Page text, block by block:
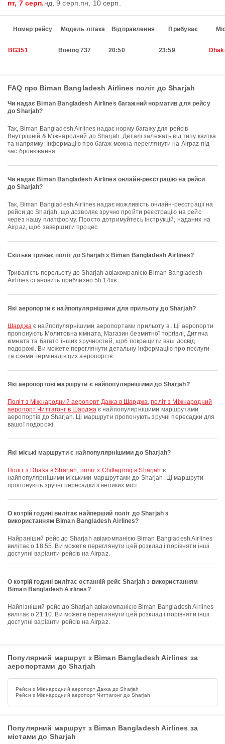
пт, 7 серп.нд, 9 серп. пн, 10 серп.
Номер рейсу Модель літака Відправлення Прибуває
BG351 Boeing 737 20:50 23:59
FAQ про Biman Bangladesh Airlines політ до Sharjah
Чи надає Biman Bangladesh Airlines багажний норматив для рейсу
до Sharjah?
Так, Biman Bangladesh Airlines надає норму багажу для рейсів
Внутрішній & Міжнародний до Sharjah. Деталі залежать від типу квитка
та напрямку. Інформацію про багаж можна переглянути на Airpaz під
час бронювання.
Чи надає Biman Bangladesh Airlines онлайн-реєстрацію на рейси
до Sharjah?
Так, Biman Bangladesh Airlines надає можливість онлайн-реєстрації на
рейси до Sharjah, що дозволяє зручно пройти реєстрацію на рейс
через нашу платформу. Просто дотримуйтесь інструкцій, наданих на
Airpaz, щоб завершити процес.
Скільки триває політ до Sharjah з Biman Bangladesh Airlines?
Тривалість перельоту до Sharjah авіакомpanією Biman Bangladesh
Airlines становить приблизно 5h 14хв.
Які аеропорти є найпопулярнішими для прильоту до Sharjah?
Шарджає найпопулярнішими аеропортами прильоту в . Ці аеропорти
пропонують Молитовна кімната, Магазин безмитної торгівлі, Дитяча
кімната та багато інших зручностей, щоб покращити ваш досвід
подорожі. Ви можете переглянути детальну інформацію про послуги
та схеми терміналів цих аеропортів.
Які аеропортові маршрути є найпопулярнішими до Sharjah?
політ з Міжнародний аеропорт Дакка в Шарджа,політ з Міжнародний
аеропорт Читтагонг в Шарджає найпопулярнішими маршрутами
аеропортів до Sharjah. Ці маршрути пропонують зручні пересадки для
вашої подорожі.
Які міські маршрути є найпопулярнішими до Sharjah?
політ з Dhaka в Sharjah, політ з Chittagong в Sharjah є
найпопулярнішими міськими маршрутами до Sharjah. Ці маршрути
пропонують зручні пересадки з великих міст.
О котрій годині вилітає найперший політ до Sharjah з
використанням Biman Bangladesh Airlines?
Найраніший рейс до Sharjah авіакомпанією Biman Bangladesh Airlines
вилітає о 18:55. Ви можете переглянути цей розклад і порівняти інші
доступні варіанти рейсів на Airpaz.
О котрій годині вилітає останній рейс Sharjah з використанням
Biman Bangladesh Airlines?
Найпізніший рейс до Sharjah авіакомпанією Biman Bangladesh Airlines
вилітає о 21:10. Ви можете переглянути цей розклад і порівняти інші
доступні варіанти рейсів на Airpaz.
Популярний маршрут з Biman Bangladesh Airlines за
аеропортами до Sharjah
Рейси з Міжнародний аеропорт Дакка до Sharjah
Рейси з Міжнародний аеропорт Читтагонг до Sharjah
Популярний маршрут з Biman Bangladesh Airlines за
містами до Sharjah